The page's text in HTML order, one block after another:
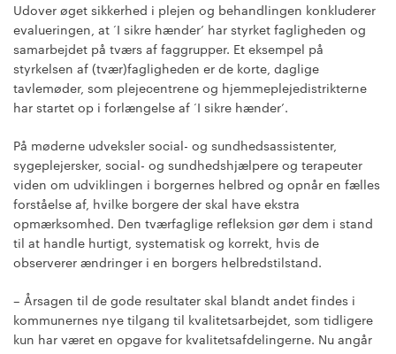
Udover øget sikkerhed i plejen og behandlingen konkluderer
evalueringen, at ‘I sikre hænder’ har styrket fagligheden og
samarbejdet på tværs af faggrupper. Et eksempel på
styrkelsen af (tvær)fagligheden er de korte, daglige
tavlemøder, som plejecentrene og hjemmeplejedistrikterne
har startet op i forlængelse af ‘I sikre hænder’.
På møderne udveksler social- og sundhedsassistenter,
sygeplejersker, social- og sundhedshjælpere og terapeuter
viden om udviklingen i borgernes helbred og opnår en fælles
forståelse af, hvilke borgere der skal have ekstra
opmærksomhed. Den tværfaglige refleksion gør dem i stand
til at handle hurtigt, systematisk og korrekt, hvis de
observerer ændringer i en borgers helbredstilstand.
– Årsagen til de gode resultater skal blandt andet findes i
kommunernes nye tilgang til kvalitetsarbejdet, som tidligere
kun har været en opgave for kvalitetsafdelingerne. Nu angår